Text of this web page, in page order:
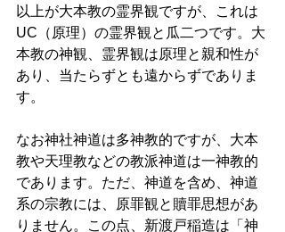
以上が大本教の霊界観ですが、これは
UC（原理）の霊界観と瓜二つです。大
本教の神観、霊界観は原理と親和性が
あり、当たらずとも遠からずでありま
す。
なお神社神道は多神教的ですが、大本
教や天理教などの教派神道は一神教的
であります。ただ、神道を含め、神道
系の宗教には、原罪観と贖罪思想があ
りません。この点、新渡戸稲造は「神